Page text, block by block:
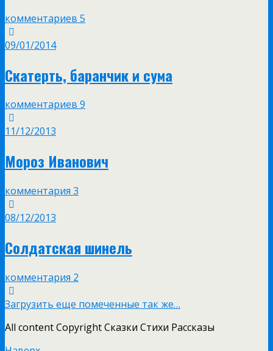
комментариев 5
09/01/2014
Скатерть, баранчик и сума
комментариев 9
11/12/2013
Мороз Иванович
комментария 3
08/12/2013
Солдатская шинель
комментария 2
Загрузить еще помеченные так же…
All content Copyright Сказки Стихи Рассказы